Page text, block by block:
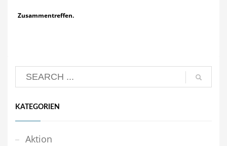
Zusammentreffen.
KATEGORIEN
Aktion